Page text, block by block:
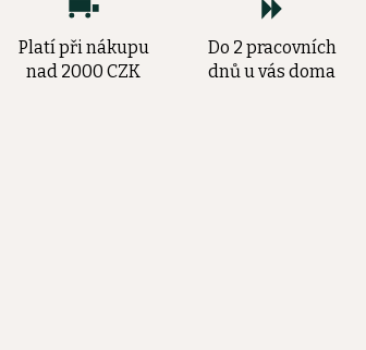
Platí při nákupu
nad 2000 CZK
Do 2 pracovních
dnů u vás doma